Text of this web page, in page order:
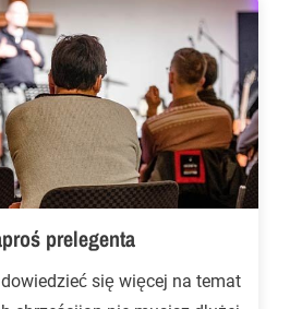
prelegenta
się więcej na temat